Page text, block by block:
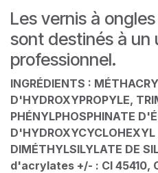
Les vernis à
sont destinés à un
professionnel.
INGRÉDIENTS :
D'HYDROXYPROPYLE,
PHÉNYLPHOSPHINATE
D'HYDROXYCYCLOHEXYL
DIMÉTHYLSILYLATE DE
d'acrylates +/- : CI 45410,